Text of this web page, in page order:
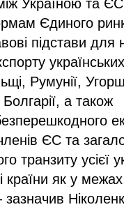
Україною та
Єдиного
підстави для
Румунії,
а також
ЄС та
транзиту усієї
країни як у